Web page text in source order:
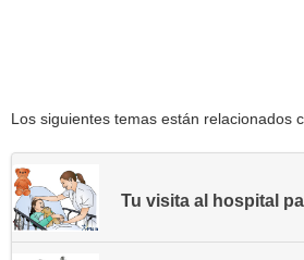
Los siguientes temas están relacionados
Tu visita al hospital